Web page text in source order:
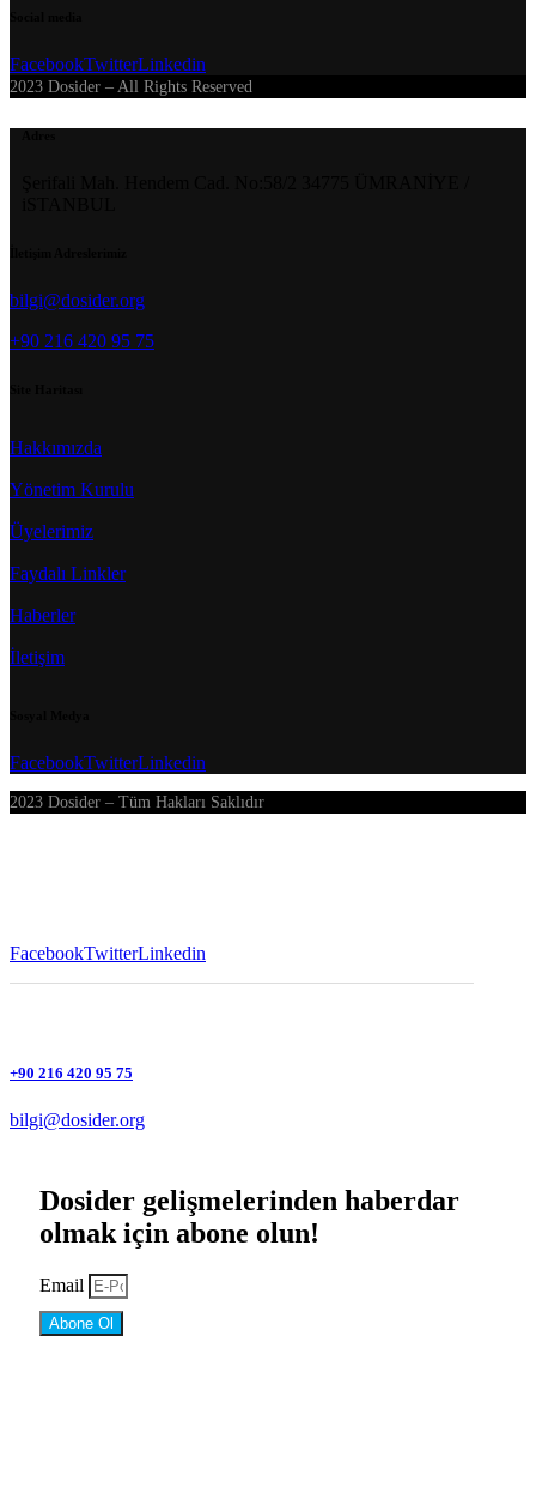
FacebookTwitterLinkedin
2023 Dosider – All Rights Reserved
bilgi@dosider.org
+90 216 420 95 75
Hakkımızda
Yönetim Kurulu
Üyelerimiz
Faydalı Linkler
Haberler
İletişim
FacebookTwitterLinkedin
2023 Dosider – Tüm Hakları Saklıdır
FacebookTwitterLinkedin
+90 216 420 95 75
bilgi@dosider.org
Dosider gelişmelerinden haberdar
olmak için abone olun!
Email
Abone Ol